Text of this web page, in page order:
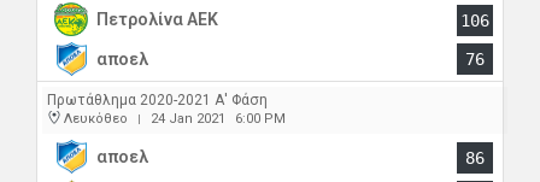
Πετρολίνα ΑΕΚ
106
αποελ
76
Πρωτάθλημα 2020-2021 Α' Φάση
Λευκόθεο 24 Jan 2021 6:00 PM
αποελ
86